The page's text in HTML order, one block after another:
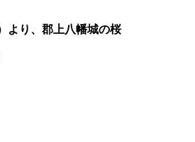
より、郡上八幡城の桜